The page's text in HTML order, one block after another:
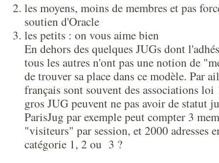
les moyens, moins de membres et pas
soutien d'Oracle
les petits : on vous aime bien
En dehors des quelques JUGs dont
tous les autres n'ont pas une notion de
de trouver sa place dans ce modèle. Par
français sont souvent des associations loi
gros JUG peuvent ne pas avoir de statut
ParisJug par exemple peut compter 3
"visiteurs" par session, et 2000 adresses
catégorie 1, 2 ou 3 ?